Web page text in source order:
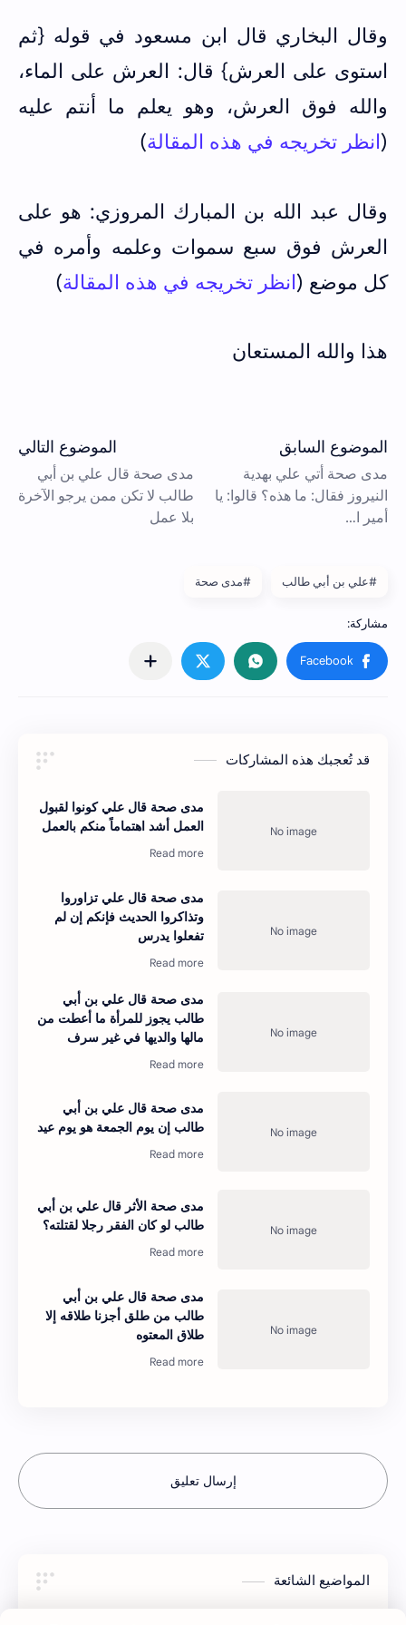
وقال البخاري قال ابن مسعود في قوله {ثم
استوى على العرش} قال: العرش على الماء،
والله فوق العرش، وهو يعلم ما أنتم عليه
(انظر تخريجه في هذه المقالة)
وقال عبد الله بن المبارك المروزي: هو على
العرش فوق سبع سموات وعلمه وأمره في
كل موضع (انظر تخريجه في هذه المقالة)
هذا والله المستعان
#علي بن أبي طالب #مدى صحة
قد تُعجبك هذه المشاركات
مدى صحة قال علي كونوا لقبول
العمل أشد اهتماماً منكم بالعمل
مدى صحة قال علي تزاوروا
وتذاكروا الحديث فإنكم إن لم
تفعلوا يدرس
مدى صحة قال علي بن أبي
طالب يجوز للمرأة ما أعطت من
مالها والديها في غير سرف
مدى صحة قال علي بن أبي
طالب إن يوم الجمعة هو يوم عيد
مدى صحة الأثر قال علي بن أبي
طالب لو كان الفقر رجلا لقتلته؟
مدى صحة قال علي بن أبي
طالب من طلق أجزنا طلاقه إلا
طلاق المعتوه
إرسال تعليق
المواضيع الشائعة